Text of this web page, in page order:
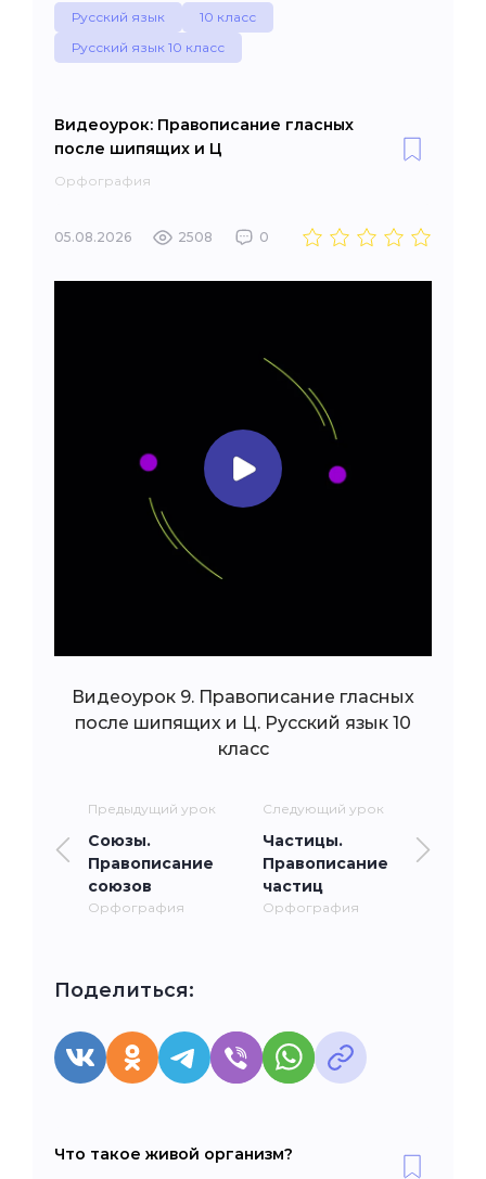
Русский язык
10 класс
Русский язык 10 класс
Видеоурок: Правописание гласных
после шипящих и Ц
Орфография
05.08.2026 2508 0
Видеоурок 9. Правописание гласных
после шипящих и Ц. Русский язык 10
класс
Предыдущий урок
Союзы.
Правописание
союзов
Орфография
Следующий урок
Частицы.
Правописание
частиц
Орфография
Поделиться:
Что такое живой организм?